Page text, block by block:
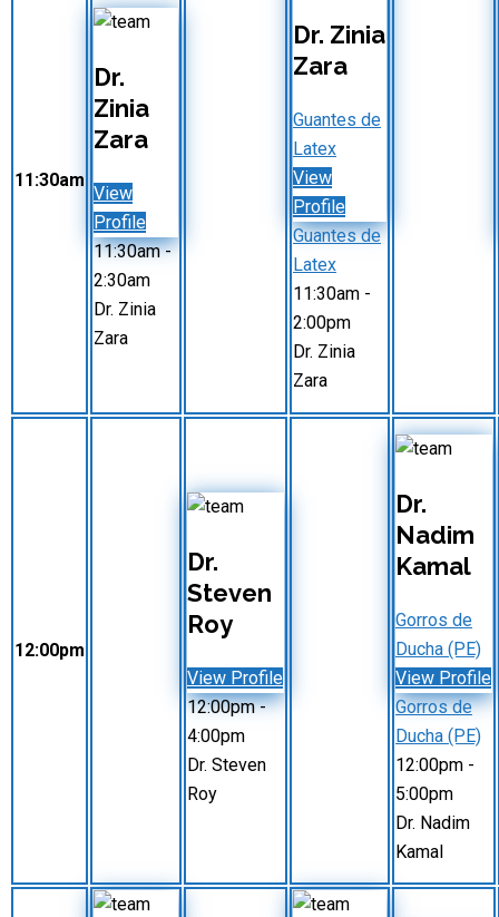
11:30am
Dr.
Zinia
Zara
View
Profile
11:30am -
2:30am
Dr. Zinia
Zara
Dr. Zinia
Zara
Guantes de
Latex
View
Profile
Guantes de
Latex
11:30am -
2:00pm
Dr. Zinia
Zara
12:00pm
Dr.
Steven
Roy
View Profile
12:00pm -
4:00pm
Dr. Steven
Roy
Dr.
Nadim
Kamal
Gorros de
Ducha (PE)
View Profile
Gorros de
Ducha (PE)
12:00pm -
5:00pm
Dr. Nadim
Kamal